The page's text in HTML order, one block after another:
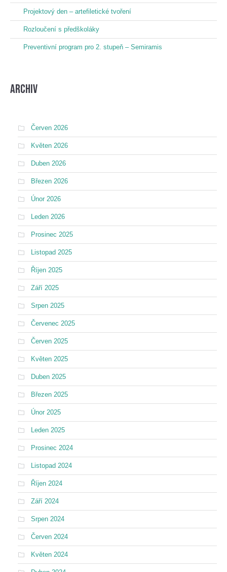
Projektový den – artefiletické tvoření
Rozloučení s předškoláky
Preventivní program pro 2. stupeň – Semiramis
Archiv
Červen 2026
Květen 2026
Duben 2026
Březen 2026
Únor 2026
Leden 2026
Prosinec 2025
Listopad 2025
Říjen 2025
Září 2025
Srpen 2025
Červenec 2025
Červen 2025
Květen 2025
Duben 2025
Březen 2025
Únor 2025
Leden 2025
Prosinec 2024
Listopad 2024
Říjen 2024
Září 2024
Srpen 2024
Červen 2024
Květen 2024